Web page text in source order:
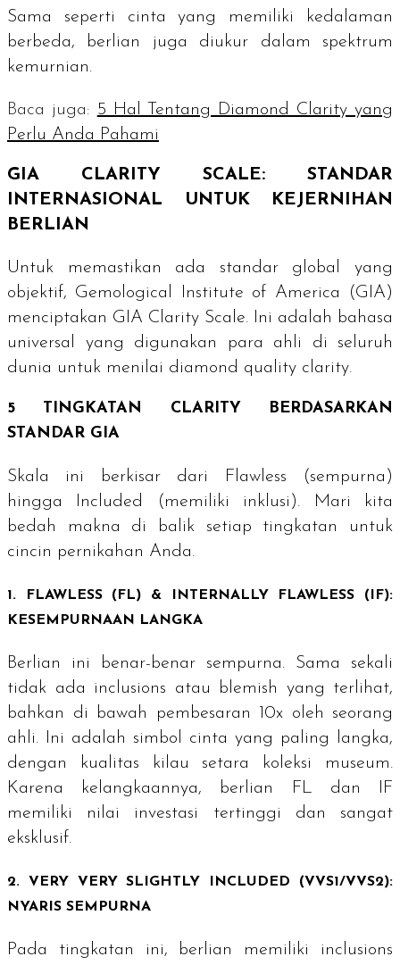
Sama seperti cinta yang memiliki kedalaman
berbeda, berlian juga diukur dalam spektrum
kemurnian.
Baca juga: 5 Hal Tentang Diamond Clarity yang
Perlu Anda Pahami
GIA CLARITY SCALE: STANDAR
INTERNASIONAL UNTUK KEJERNIHAN
BERLIAN
Untuk memastikan ada standar global yang
objektif, Gemological Institute of America (GIA)
menciptakan GIA Clarity Scale. Ini adalah bahasa
universal yang digunakan para ahli di seluruh
dunia untuk menilai diamond quality clarity.
5 TINGKATAN CLARITY BERDASARKAN
STANDAR GIA
Skala ini berkisar dari Flawless (sempurna)
hingga
Included
(memiliki inklusi). Mari kita
bedah makna di balik setiap tingkatan untuk
cincin pernikahan Anda.
1. FLAWLESS (FL) & INTERNALLY FLAWLESS (IF):
KESEMPURNAAN LANGKA
Berlian ini benar-benar sempurna. Sama sekali
tidak ada inclusions atau blemish yang terlihat,
bahkan di bawah pembesaran 10x oleh seorang
ahli. Ini adalah simbol cinta yang paling langka,
dengan kualitas kilau setara koleksi museum.
Karena kelangkaannya, berlian FL dan IF
memiliki nilai investasi tertinggi dan sangat
eksklusif.
2. VERY VERY SLIGHTLY INCLUDED (VVS1/VVS2):
NYARIS SEMPURNA
Pada tingkatan ini, berlian memiliki inclusions